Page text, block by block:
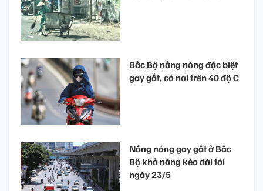
Bắc Bộ nắng nóng đặc biệt
gay gắt, có nơi trên 40 độ C
Nắng nóng gay gắt ở Bắc
Bộ khả năng kéo dài tới
ngày 23/5